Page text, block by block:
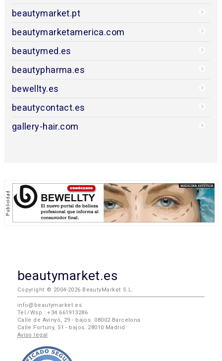
beautymarket.pt
beautymarketamerica.com
beautymed.es
beautypharma.es
bewellty.es
beautycontact.es
gallery-hair.com
beautymarket.es
Copyright © 2004-2026 BeautyMarket S.L.
info@beautymarket.es
Tel./Wsp.: +34 661913286
Calle de Avinyó, 29 - bajos. 08002 Barcelona
Calle Fortuny, 51 - bajos. 28010 Madrid
Aviso legal